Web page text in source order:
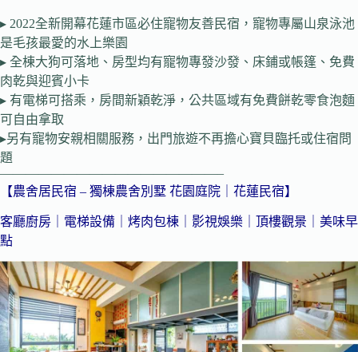
▸ 2022全新開幕花蓮市區必住寵物友善民宿，寵物專屬山泉泳池
是毛孩最愛的水上樂園
▸ 全棟大狗可落地、房型均有寵物專發沙發、床鋪或帳篷、免費
肉乾與迎賓小卡
▸ 有電梯可搭乘，房間新穎乾淨，公共區域有免費餅乾零食泡麵
可自由拿取
▸另有寵物安親相關服務，出門旅遊不再擔心寶貝臨托或住宿問
題
—————————————————–
【農舍居民宿 – 獨棟農舍別墅 花園庭院 ｜花蓮民宿】
客廳廚房｜ 電梯設備｜烤肉包棟｜影視娛樂｜頂樓觀景｜美味早
點